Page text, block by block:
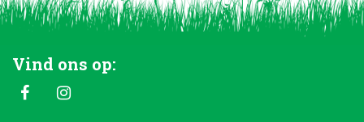
Vind ons op: